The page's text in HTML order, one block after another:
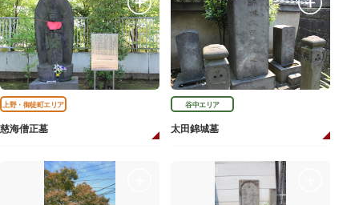
上野・御徒町エリア
慈海僧正墓
谷中エリア
太田錦城墓